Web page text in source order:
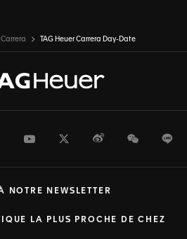
Carrera TAG Heuer Carrera Day-Date
PinterestYoutubeTwitterWeiboWeChat
LA PLUS PROCHE DE CHEZ
NOTRE NEWSLETTER